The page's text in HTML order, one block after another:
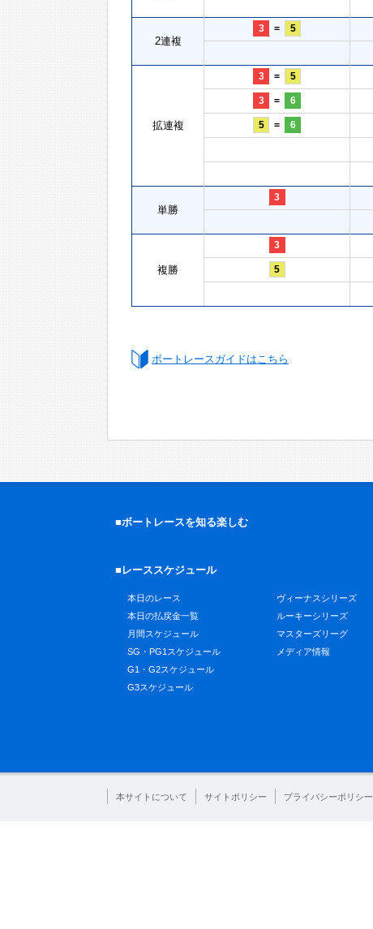
2連複
3 = 5
拡連複
3 = 5
3 = 6
5 = 6
単勝
3
複勝
3
5
ボートレースガイドはこちら
■ボートレースを知る楽しむ
■レーススケジュール
本日のレース
本日の払戻金一覧
月間スケジュール
SG・PG1スケジュール
G1・G2スケジュール
G3スケジュール
ヴィーナスシリーズ
ルーキーシリーズ
マスターズリーグ
メディア情報
本サイトについて サイトポリシー プライバシーポリシー